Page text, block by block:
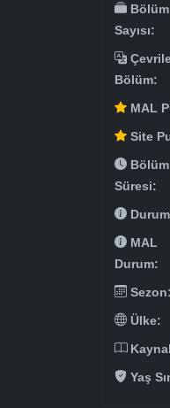
Bölüm
Sayısı:
Bölüm:
MAL
Site
Bölüm
Süresi:
MAL
Durum:
Sezon:
Ülke:
Yaş